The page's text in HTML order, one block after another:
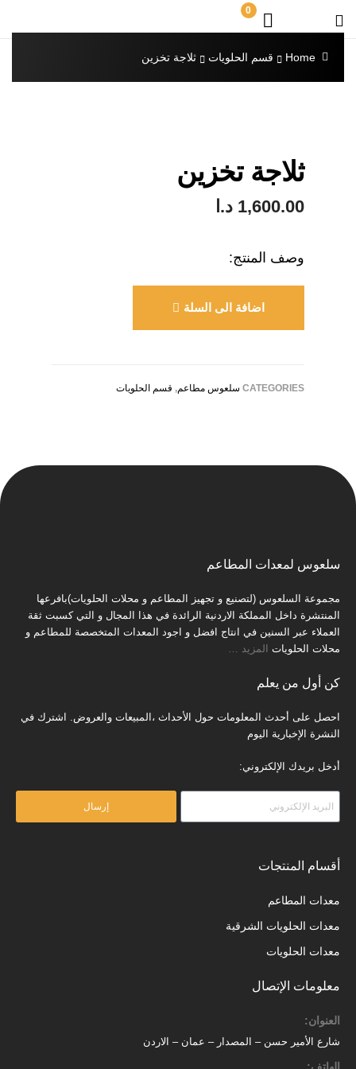
0
Home قسم الحلويات ثلاجة تخزين
ثلاجة تخزين
1,600.00 د.ا
وصف المنتج:
اضافة الى السلة
CATEGORIES سلعوس مطاعم, قسم الحلويات
سلعوس لمعدات المطاعم
مجموعة السلعوس (لتصنيع و تجهيز المطاعم و محلات الحلويات)بافرعها
المنتشرة داخل المملكة الاردنية الرائدة في هذا المجال و التي كسبت ثقة
العملاء عبر السنين في انتاج افضل و اجود المعدات المتخصصة للمطاعم و
محلات الحلويات المزيد
كن أول من يعلم
احصل على أحدث المعلومات حول الأحداث ،المبيعات والعروض. اشترك في
النشرة الإخبارية اليوم
أدخل بريدك الإلكتروني:
إرسال
أقسام المنتجات
معدات المطاعم
معدات الحلويات الشرقية
معدات الحلويات
معلومات الإتصال
العنوان:
شارع الأمير حسن – المصدار – عمان – الاردن